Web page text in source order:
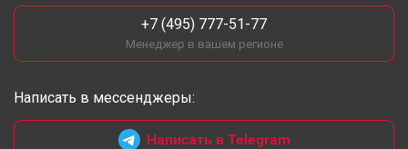
+7 (495) 777-51-77
Менеджер в вашем регионе
Написать в мессенджеры:
Написать в Telegram